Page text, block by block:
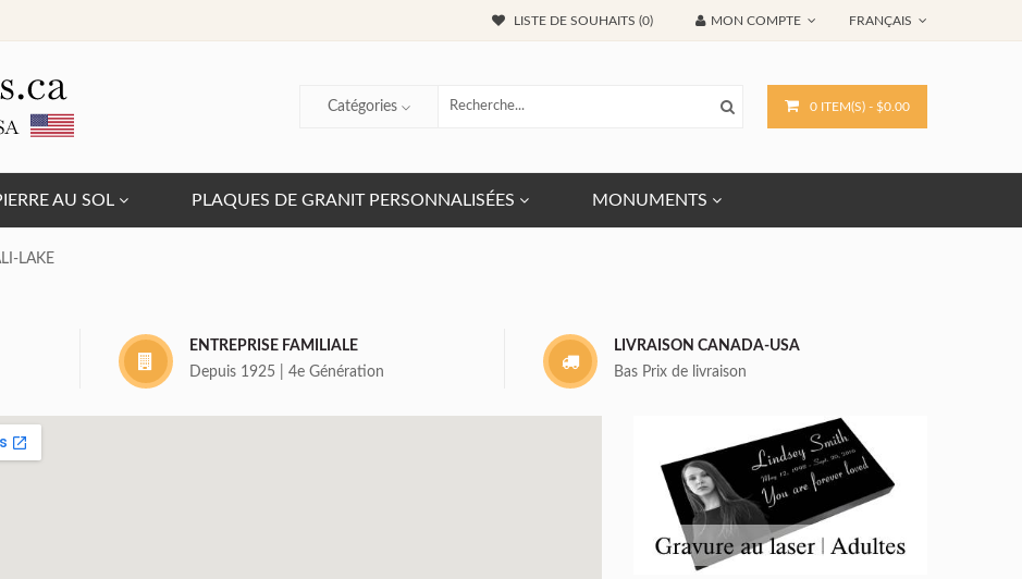
FRANÇAIS
LISTE DE SOUHAITS (0) MON COMPTE
0 ITEM(S) - $0.00
Catégories
AU SOL PLAQUES DE GRANIT PERSONNALISÉES MONUMENTS
LAKE
ENTREPRISE FAMILIALE
Depuis 1925 | 4e Génération
LIVRAISON CANADA-USA
Bas Prix de livraison